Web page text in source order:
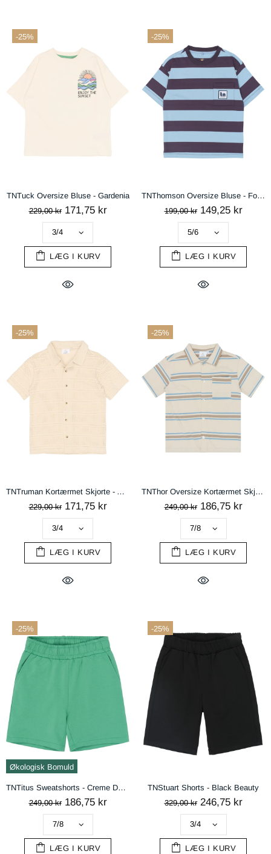
-25%
TNTuck Oversize Bluse - Gardenia
229,00 kr 171,75 kr
LÆG I KURV
-25%
TNThomson Oversize Bluse - Forever Blue Striped
199,00 kr 149,25 kr
LÆG I KURV
-25%
TNTruman Kortærmet Skjorte - Antique white
229,00 kr 171,75 kr
LÆG I KURV
-25%
TNThor Oversize Kortærmet Skjorte - Multi Striped
249,00 kr 186,75 kr
LÆG I KURV
-25%
Økologisk Bomuld
TNTitus Sweatshorts - Creme De Menthe
249,00 kr 186,75 kr
LÆG I KURV
-25%
TNStuart Shorts - Black Beauty
329,00 kr 246,75 kr
LÆG I KURV
handelsbetingelser